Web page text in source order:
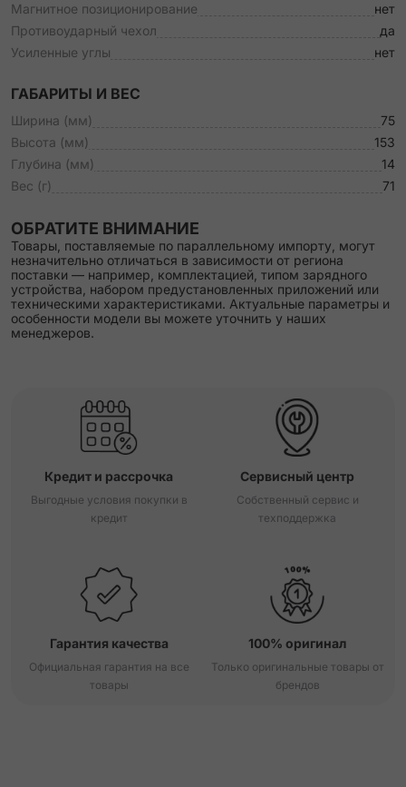
Магнитное позиционирование
нет
Противоударный чехол
да
Усиленные углы
нет
ГАБАРИТЫ И ВЕС
Ширина (мм)
75
Высота (мм)
153
Глубина (мм)
14
Вес (г)
71
ОБРАТИТЕ ВНИМАНИЕ
Товары, поставляемые по параллельному импорту, могут
незначительно отличаться в зависимости от региона
поставки — например, комплектацией, типом зарядного
устройства, набором предустановленных приложений или
техническими характеристиками. Актуальные параметры и
особенности модели вы можете уточнить у наших
менеджеров.
Кредит и рассрочка
Выгодные условия покупки в
кредит
Сервисный центр
Собственный сервис и
техподдержка
Гарантия качества
Официальная гарантия на все
товары
100% оригинал
Только оригинальные товары от
брендов